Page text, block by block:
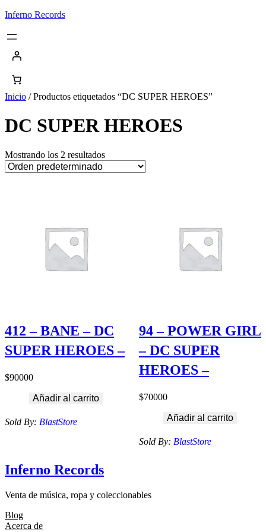
Saltar
contenido
Inferno Records
Inicio / Productos etiquetados “DC SUPER HEROES”
DC SUPER HEROES
Mostrando los 2 resultados
412 – BANE – DC
SUPER HEROES –
$90000
Añadir al carrito
Sold By: BlastStore
94 – POWER GIRL
– DC SUPER
HEROES –
$70000
Añadir al carrito
Sold By: BlastStore
Inferno Records
Venta de música, ropa y coleccionables
Blog
Acerca de